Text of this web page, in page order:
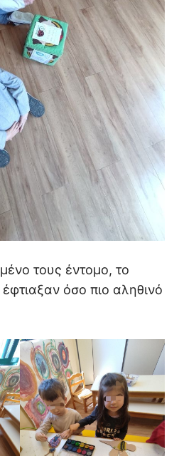
τους έντομο, το
όσο πιο αληθινό